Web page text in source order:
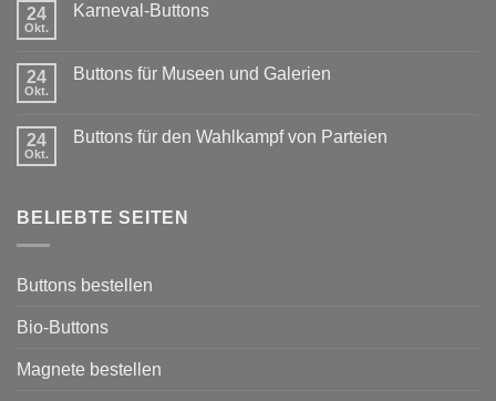
zu
Vereine:
Buttons
24
Okt.
Karneval-Buttons
Karneval-
24
Okt.
Buttons für Museen und Galerien
Buttons
24
Okt.
Buttons für den Wahlkampf von Parteien
für
BELIEBTE SEITEN
Buttons bestellen
Bio-Buttons
Magnete bestellen